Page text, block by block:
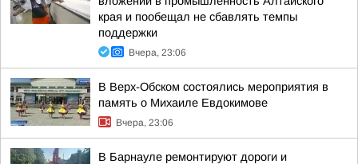
края и пообещал не сбавлять темпы
поддержки
Вчера, 23:06
В Верх-Обском состоялись мероприятия в
память о Михаиле Евдокимове
Вчера, 23:06
В Барнауле ремонтируют дороги и